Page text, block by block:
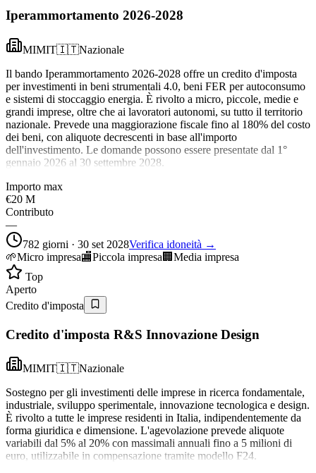
Iperammortamento 2026-2028
MIMIT🇮🇹Nazionale
Il bando Iperammortamento 2026-2028 offre un credito d'imposta
per investimenti in beni strumentali 4.0, beni FER per autoconsumo
e sistemi di stoccaggio energia. È rivolto a micro, piccole, medie e
grandi imprese, oltre che ai lavoratori autonomi, su tutto il territorio
nazionale. Prevede una maggiorazione fiscale fino al 180% del costo
dei beni, con aliquote decrescenti in base all'importo
dell'investimento. Le domande possono essere presentate dal 1°
gennaio 2026 al 30 settembre 2028.
Importo max
€20 M
Contributo
—
782 giorni · 30 set 2028Verifica idoneità →
🌱Micro impresa🏬Piccola impresa 🏢 Media impresa
Top
Aperto
Credito d'imposta
Credito d'imposta R&S Innovazione Design
MIMIT🇮🇹Nazionale
Sostegno per gli investimenti delle imprese in ricerca fondamentale,
industriale, sviluppo sperimentale, innovazione tecnologica e design.
È rivolto a tutte le imprese residenti in Italia, indipendentemente da
forma giuridica e dimensione. L'agevolazione prevede aliquote
variabili dal 5% al 20% con massimali annuali fino a 5 milioni di
euro, utilizzabile in compensazione tramite modello F24.